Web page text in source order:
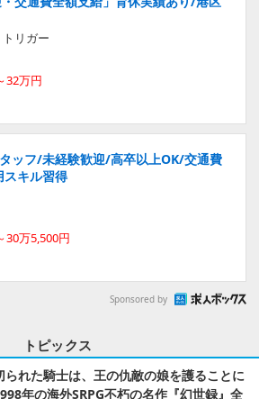
リガー
32万円
ッフ/未経験歓迎/高卒以上OK/交通費
キル習得
30万5,500円
Sponsored by
トピックス
られた騎士は、王の仇敵の娘を護ることに
年の海外SRPG不朽の名作『幻世録』全